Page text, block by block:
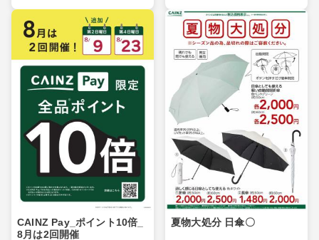
CAINZ Pay_ポイント10倍_
8月は2回開催
夏物大処分 日傘〇